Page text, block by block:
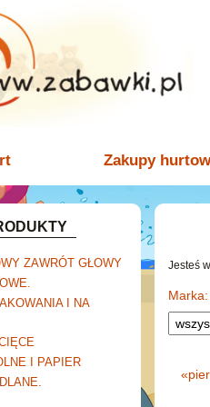
Zakupy
ZAWRÓT GŁOWY
chłopców.
dla lalek.
i zszywacze.
teczki i segregatory.
I NA
drogeryjne.
dla mamy i
I PAPIER
plecaki i walizki.
szkolne.
Jesteś
Marka:
«